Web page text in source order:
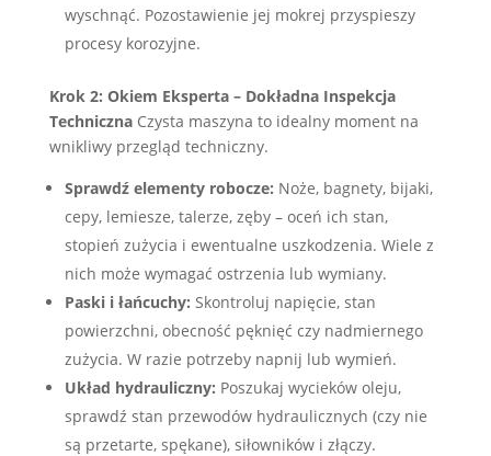
wyschnąć. Pozostawienie jej mokrej przyspieszy
procesy korozyjne.
Krok 2: Okiem Eksperta – Dokładna Inspekcja
TechnicznaCzysta maszyna to idealny moment na
wnikliwy przegląd techniczny.
Sprawdź elementy robocze: Noże, bagnety, bijaki,
cepy, lemiesze, talerze, zęby – oceń ich stan,
stopień zużycia i ewentualne uszkodzenia. Wiele z
nich może wymagać ostrzenia lub wymiany.
Paski i łańcuchy: Skontroluj napięcie, stan
powierzchni, obecność pęknięć czy nadmiernego
zużycia. W razie potrzeby napnij lub wymień.
Układ hydrauliczny: Poszukaj wycieków oleju,
sprawdź stan przewodów hydraulicznych (czy nie
są przetarte, spękane), siłowników i złączy.